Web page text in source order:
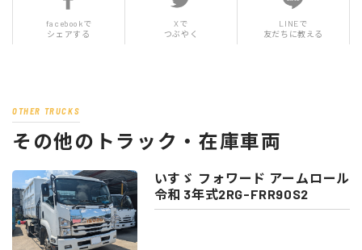
facebookで
シェアする
Xで
つぶやく
LINEで
友だちに教える
OTHER TRUCKS
その他のトラック・在庫車両
いすゞ フォワード アームロール
令和 3年式2RG-FRR90S2